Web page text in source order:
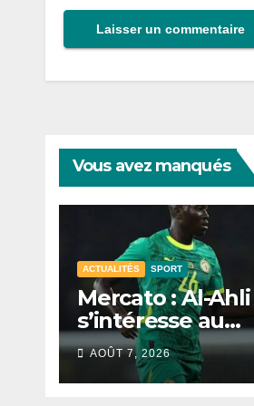
Vous avez manqués
ACTUALITÉS SPORT
Mercato : Al-Ahli
s’intéresse au
Sénégalais Pape
Guèye
AOÛT 7, 2026